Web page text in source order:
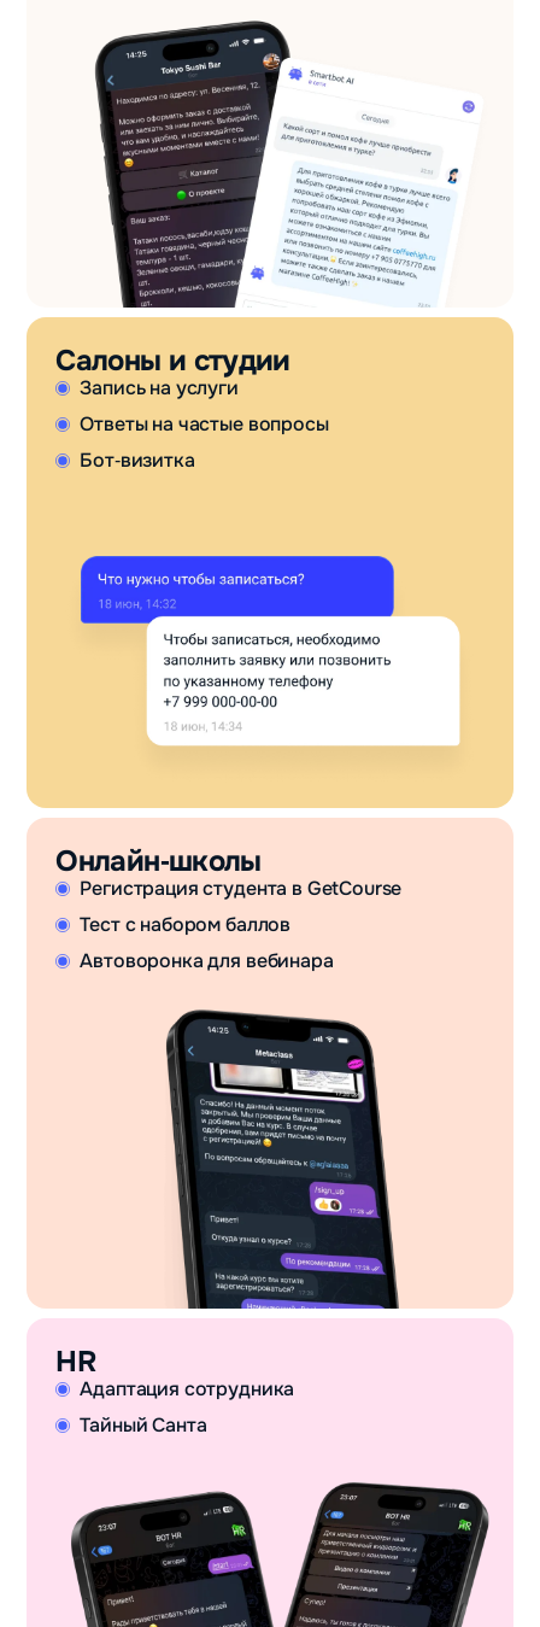
Салоны и студии
Запись на услуги
Ответы на частые вопросы
Бот‑визитка
Онлайн‑школы
Регистрация студента в GetCourse
Тест с набором баллов
Автоворонка для вебинара
HR
Адаптация сотрудника
Тайный Санта